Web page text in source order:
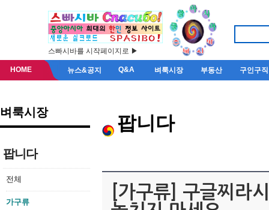
스빠시바를 시작페이지로 ▶
HOME 뉴스&공지 Q&A 벼룩시장 부동산 구인구직
벼룩시장
팝니다
전체
가구류
팝니다
[가구류] 구글찌라